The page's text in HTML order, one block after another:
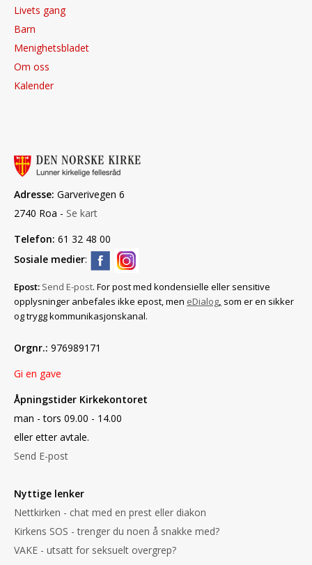
Livets gang
Barn
Menighetsbladet
Om oss
Kalender
Adresse: Garverivegen 6
2740 Roa - Se kart
Telefon: 61 32 48 00
Sosiale medier:
Epost: Send E-post. For post med konfidensielle eller sensitive
opplysninger anbefales ikke epost, men eDialog, som er en sikker
og trygg kommunikasjonskanal.
Orgnr.: 976989171
Gi en gave
Åpningstider Kirkekontoret
man - tors 09.00 - 14.00
eller etter avtale.
Send E-post
Nyttige lenker
Nettkirken - chat med en prest eller diakon
Kirkens SOS - trenger du noen å snakke med?
VAKE - utsatt for seksuelt overgrep?